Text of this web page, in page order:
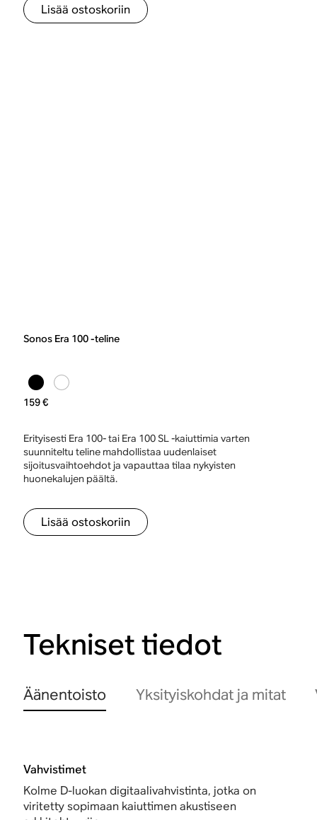
Lisää ostoskoriin
Sonos Era 100 -teline
159 €
Erityisesti Era 100- tai Era 100 SL -kaiuttimia varten
suunniteltu teline mahdollistaa uudenlaiset
sijoitusvaihtoehdot ja vapauttaa tilaa nykyisten
huonekalujen päältä.
Lisää ostoskoriin
Tekniset tiedot
Äänentoisto Yksityiskohdat ja mitat
Vahvistimet
Kolme D-luokan digitaalivahvistinta, jotka on
viritetty sopimaan kaiuttimen akustiseen